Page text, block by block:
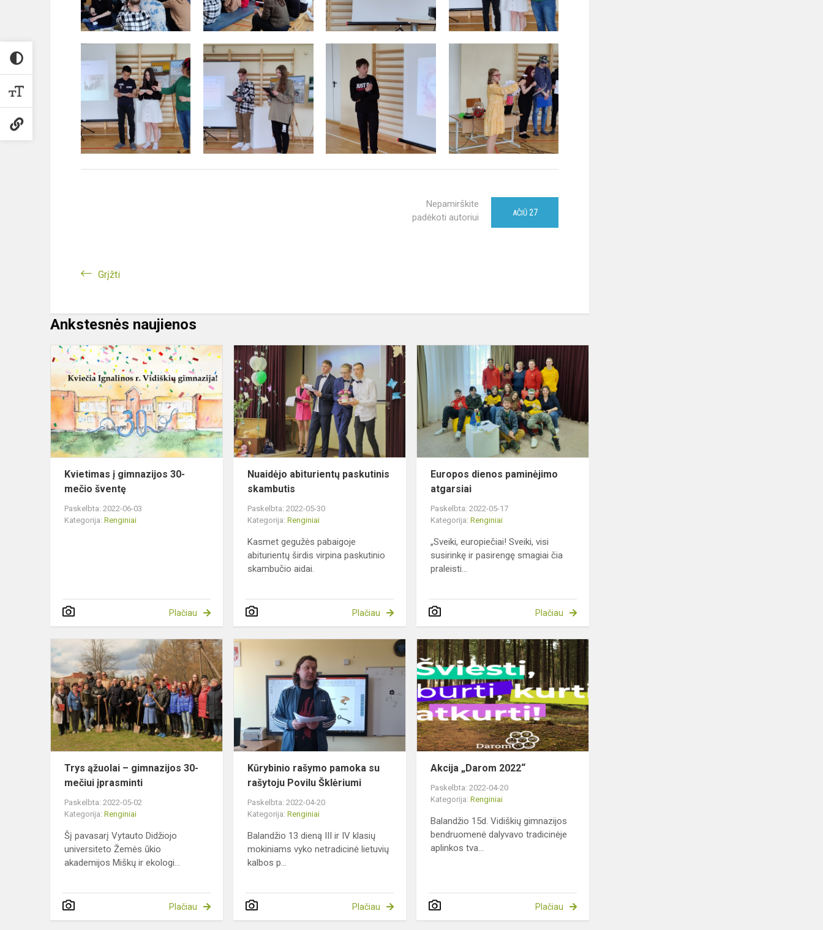
Nepamirškite
padėkoti autoriui
AČIŪ 27
Grįžti
Ankstesnės naujienos
Kvietimas
gimnazijos
30-
mečio
šventę
Kvietimas į gimnazijos 30-
mečio šventę
Paskelbta: 2022-06-03
Kategorija: Renginiai
Plačiau
Nuaidėjo
abiturientų
paskutinis
skambutis
Nuaidėjo abiturientų paskutinis
skambutis
Paskelbta: 2022-05-30
Kategorija:Renginiai
Kasmet gegužės pabaigoje
abiturientų širdis virpina paskutinio
skambučio aidai.
Plačiau
Europos dienos paminėjimo
atgarsiai
Paskelbta: 2022-05-17
Kategorija:Renginiai
„Sveiki, europiečiai! Sveiki, visi
susirinkę ir pasirengę smagiai čia
praleisti...
Plačiau
Trys
ąžuolai
–
gimnazijos
30-
mečiui
įprasminti
Trys ąžuolai – gimnazijos 30-
mečiui įprasminti
Paskelbta: 2022-05-02
Kategorija: Renginiai
Šį pavasarį Vytauto Didžiojo
universiteto Žemės ūkio
akademijos Miškų ir ekologi...
Plačiau
Kūrybinio
rašymo
pamoka
rašytoju
Povilu
Šklėriumi
Kūrybinio rašymo pamoka su
rašytoju Povilu Šklėriumi
Paskelbta: 2022-04-20
Kategorija:Renginiai
Balandžio 13 dieną III ir IV klasių
mokiniams vyko netradicinė lietuvių
kalbos p...
Plačiau
Akcija
„Darom
2022“
Akcija „Darom 2022“
Paskelbta: 2022-04-20
Kategorija:Renginiai
Balandžio 15d. Vidiškių gimnazijos
bendruomenė dalyvavo tradicinėje
aplinkos tva...
Plačiau